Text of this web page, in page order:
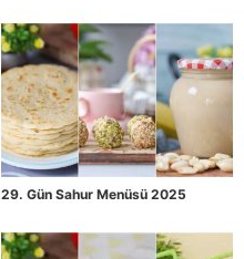
29. Gün Sahur Menüsü 2025